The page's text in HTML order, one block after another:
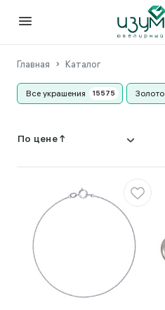
Главная Каталог
Все украшения Золото